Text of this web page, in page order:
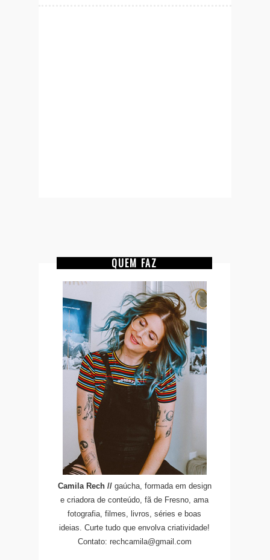
QUEM FAZ
Camila Rech // gaúcha, formada em design
e criadora de conteúdo, fã de Fresno, ama
fotografia, filmes, livros, séries e boas
ideias. Curte tudo que envolva criatividade!
Contato: rechcamila@gmail.com